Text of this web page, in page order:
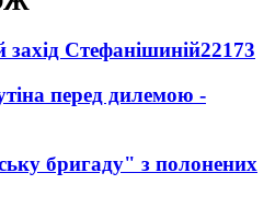
Стефанішиній22173
перед дилемою -
бригаду" з полонених